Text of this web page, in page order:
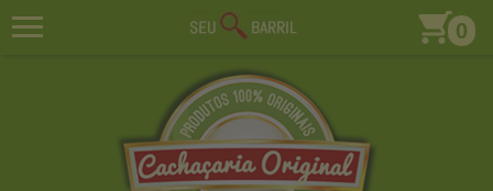
0